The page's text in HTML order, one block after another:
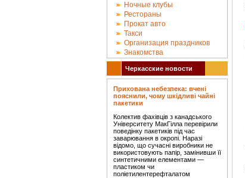
Ночные клубы
Рестораны
Прокат авто
Такси
Организация праздников
Знакомства
Черкасские новости
Прихована небезпека: вчені
пояснили, чому шкідливі чайні
пакетики
Колектив фахівців з канадського
Університету МакГілла перевірили
поведінку пакетиків під час
заварювання в окропі. Наразі
відомо, що сучасні виробники не
використовують папір, замінивши її
синтетичними елементами —
пластиком чи
поліетилентерефталатом